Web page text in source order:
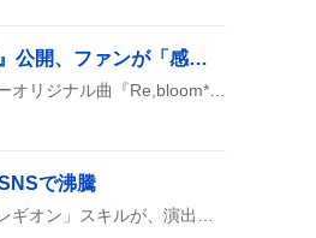
さくたん新ビジュアル＆デビュー曲『Re,bloom*』公開、ファンが「感動」「涙」沸き立つ
で沸騰